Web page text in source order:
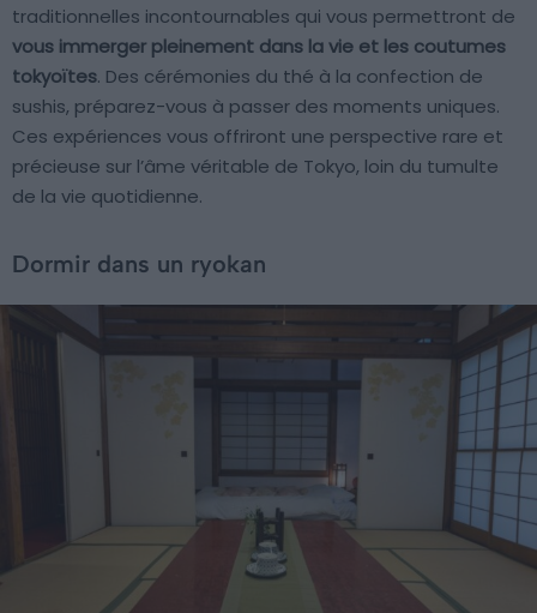
traditionnelles incontournables qui vous permettront de
vous immerger pleinement dans la vie et les coutumes
tokyoïtes. Des cérémonies du thé à la confection de
sushis, préparez-vous à passer des moments uniques.
Ces expériences vous offriront une perspective rare et
précieuse sur l’âme véritable de Tokyo, loin du tumulte
de la vie quotidienne.
Dormir dans un ryokan